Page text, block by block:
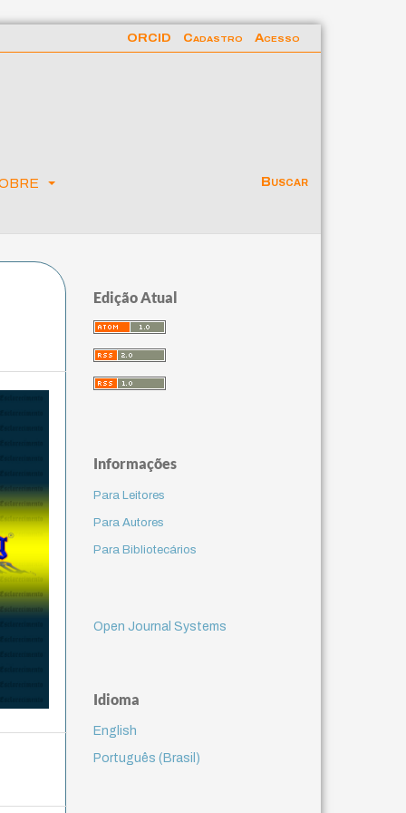
Buscar
ORCID Cadastro Acesso
Edição Atual
Informações
Para Leitores
Para Autores
Para Bibliotecários
Open Journal Systems
Idioma
English
Português (Brasil)